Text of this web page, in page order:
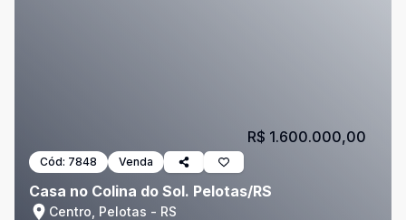
Cód: 7848 Venda
Casa no Colina do Sol. Pelotas/RS
Centro, Pelotas - RS
R$ 1.600.000,00